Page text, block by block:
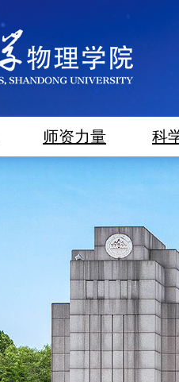
师资力量 科